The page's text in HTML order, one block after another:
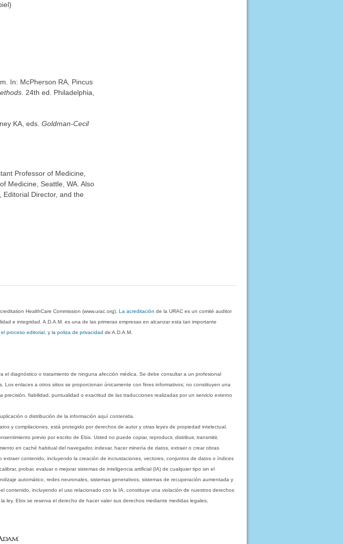
In: McPherson RA, Pincus
. 24th ed. Philadelphia,
KA, eds. Goldman-Cecil
Professor of Medicine,
Medicine, Seattle, WA. Also
Editorial Director, and the
HealthCare Commission (www.urac.org).La acreditación de la URAC es un comité auditor
e integridad. A.D.A.M. es una de las primeras empresas en alcanzar esta tan importante
proceso editorial , yla poliza de privacidad de A.D.A.M.
diagnóstico o tratamiento de ninguna afección médica. Se debe consultar a un profesional
enlaces a otros sitios se proporcionan únicamente con fines informativos; no constituyen una
fiabilidad, puntualidad o exactitud de las traducciones realizadas por un servicio externo
o distribución de la información aquí contenida.
y compilaciones, está protegido por derechos de autor y otras leyes de propiedad intelectual.
previo por escrito de Ebix. Usted no puede copiar, reproducir, distribuir, transmitir,
en caché habitual del navegador, indexar, hacer minería de datos, extraer o crear obras
contenido, incluyendo la creación de incrustaciones, vectores, conjuntos de datos o índices
probar, evaluar o mejorar sistemas de inteligencia artificial (IA) de cualquier tipo sin el
automático, redes neuronales, sistemas generativos, sistemas de recuperación aumentada y
contenido, incluyendo el uso relacionado con la IA, constituye una violación de nuestros derechos
Ebix se reserva el derecho de hacer valer sus derechos mediante medidas legales,